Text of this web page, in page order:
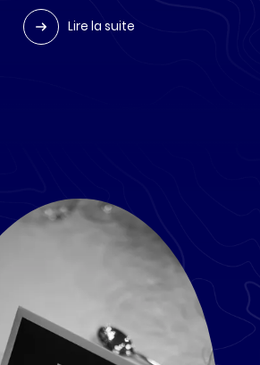
Lire la suite